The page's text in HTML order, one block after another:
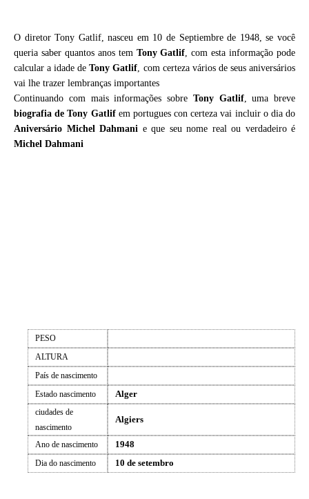
O diretor Tony Gatlif, nasceu em 10 de Septiembre de 1948, se você
queria saber quantos anos tem Tony Gatlif, com esta informação pode
calcular a idade deTony Gatlif, com certeza vários de seus aniversários
vai lhe trazer lembranças importantes
Continuando com mais informações sobre Tony Gatlif, uma breve
biografia deTony Gatlifem portugues con certeza vai incluir o dia do
Aniversário Michel Dahmani e que seu nome real ou verdadeiro é
Michel Dahmani
PESO
ALTURA
País de nascimento
Estado nascimento
Alger
ciudades de
nascimento
Algiers
Ano de nascimento 1948
Dia do nascimento 10 de setembro